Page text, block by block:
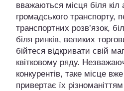
вважаються місця біля кіл
громадського транспорту,
транспортних розв’язок,
біля ринків, великих
бійтеся відкривати свій
квітковому ряду.
конкурентів, таке місце
привертає їх